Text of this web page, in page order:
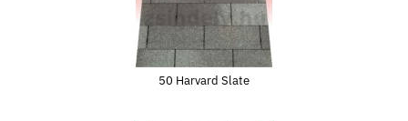
50 Harvard Slate